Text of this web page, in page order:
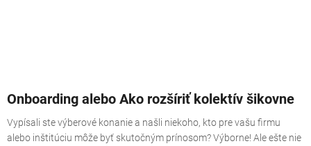
Onboarding alebo Ako rozšíriť kolektív šikovne
Vypísali ste výberové konanie a našli niekoho, kto pre vašu firmu
alebo inštitúciu môže byť skutočným prínosom? Výborne! Ale ešte nie